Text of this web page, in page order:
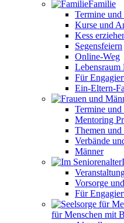
Familie
Termine und
Kurse und
Kess
Segensfeiern
Online-Weg
Lebensraum
Für
Ein-Eltern-
Termine und
Mentoring
Themen und
Verbände
Männer
Vorsorge
Für
für Menschen mit